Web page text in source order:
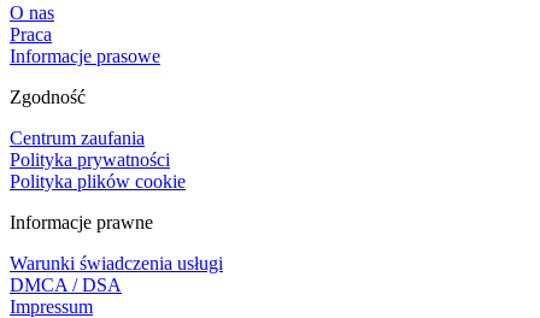
O nas
Praca
Informacje prasowe
Zgodność
Centrum zaufania
Polityka prywatności
Polityka plików cookie
Informacje prawne
Warunki świadczenia usługi
DMCA / DSA
Impressum